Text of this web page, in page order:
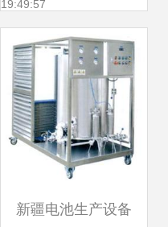
备的生产厂家
19:49:57
新疆电池生产设备